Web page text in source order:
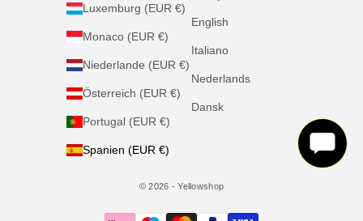
Luxemburg (EUR €)
Monaco (EUR €)
Niederlande (EUR €)
Österreich (EUR €)
Portugal (EUR €)
Spanien (EUR €)
English
Italiano
Nederlands
Dansk
© 2026 - Yellowshop